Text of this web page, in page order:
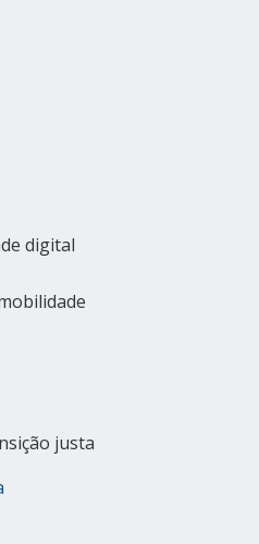
digital
justa